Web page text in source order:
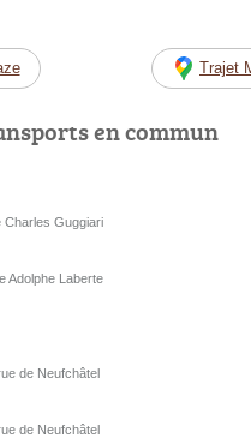
Trajet
en commun
Charles Guggiari
Adolphe Laberte
de Neufchâtel
de Neufchâtel